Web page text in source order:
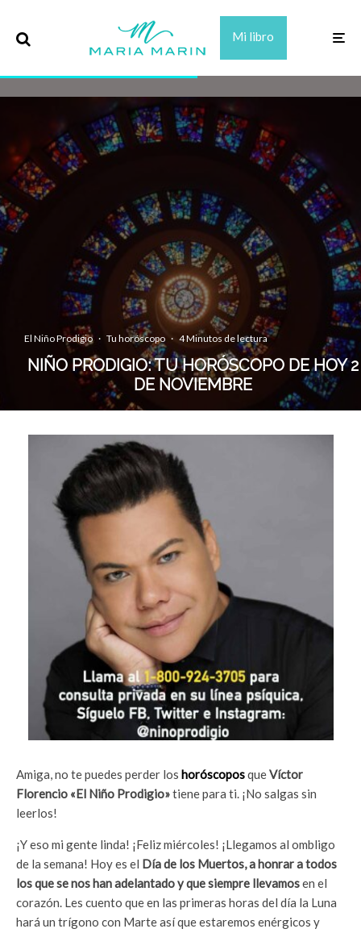
Mi libro
El Niño Prodigio · Tu horóscopo · 4 Minutos de lectura
NIÑO PRODIGIO: TU HORÓSCOPO DE HOY 2
DE NOVIEMBRE
Amiga, no te puedes perder los horóscoposqueVíctor
Florencio «El Niño Prodigio»tiene para ti. ¡No salgas sin
leerlos!
¡Y eso mi gente linda! ¡Feliz miércoles! ¡Llegamos al ombligo
de la semana! Hoy es el Día de los Muertos, a honrar a todos
los que se nos han adelantado y que siempre llevamosen el
corazón. Les cuento que en las primeras horas del día la Luna
hará un trígono con Marte así que estaremos enérgicos y